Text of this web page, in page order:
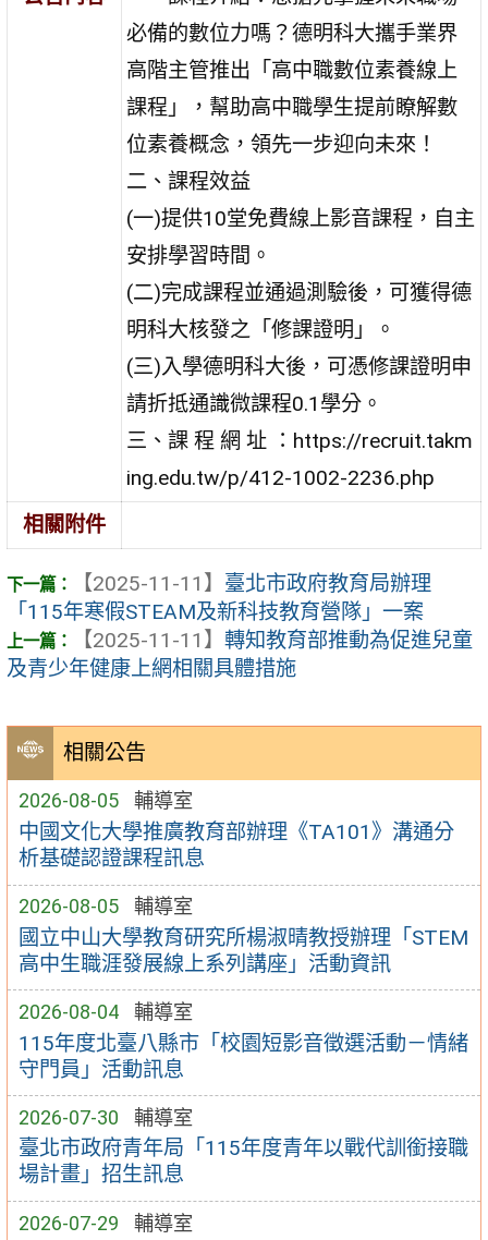
相關公告
2026-08-05 輔導室
中國文化大學推廣教育部辦理《TA101》溝通分
析基礎認證課程訊息
2026-08-05 輔導室
國立中山大學教育研究所楊淑晴教授辦理「STEM
高中生職涯發展線上系列講座」活動資訊
2026-08-04 輔導室
115年度北臺八縣市「校園短影音徵選活動－情緒
守門員」活動訊息
2026-07-30 輔導室
臺北市政府青年局「115年度青年以戰代訓銜接職
場計畫」招生訊息
2026-07-29 輔導室
必備的數位力嗎？德明科大攜手業界
高階主管推出「高中職數位素養線上
課程」，幫助高中職學生提前瞭解數
位素養概念，領先一步迎向未來！
二、課程效益
(一)提供10堂免費線上影音課程，自主
安排學習時間。
(二)完成課程並通過測驗後，可獲得德
明科大核發之「修課證明」。
(三)入學德明科大後，可憑修課證明申
請折抵通識微課程0.1學分。
三、課 程 網 址 ：https://recruit.takm
ing.edu.tw/p/412-1002-2236.php
相關附件
【2025-11-11】 臺北市政府教育局辦理
「115年寒假STEAM及新科技教育營隊」一案
【2025-11-11】 轉知教育部推動為促進兒童
及青少年健康上網相關具體措施